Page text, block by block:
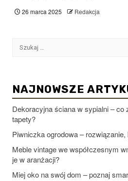
26 marca 2025 Redakcja
Szukaj:
NAJNOWSZE
Dekoracyjna ściana w sypialni –
tapety?
Piwniczka ogrodowa –
Meble vintage we współczesnym
je w aranżacji?
Miej oko na swój dom – poznaj